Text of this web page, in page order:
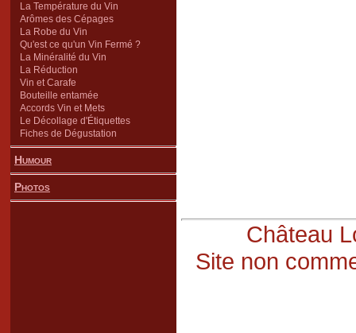
La Température du Vin
Arômes des Cépages
La Robe du Vin
Qu'est ce qu'un Vin Fermé ?
La Minéralité du Vin
La Réduction
Vin et Carafe
Bouteille entamée
Accords Vin et Mets
Le Décollage d'Étiquettes
Fiches de Dégustation
Humour
Photos
Château
Site non